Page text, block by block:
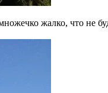
жалко, что не